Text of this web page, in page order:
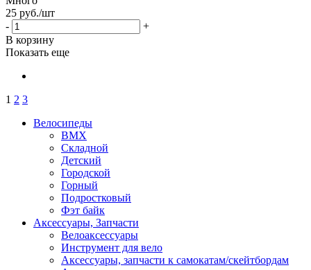
25 руб./шт
-
+
В корзину
Показать еще
1 2 3
Велосипеды
BMX
Складной
Детский
Городской
Горный
Подростковый
Фэт байк
Аксессуары, Запчасти
Велоаксессуары
Инструмент для вело
Аксессуары, запчасти к самокатам/скейтбордам